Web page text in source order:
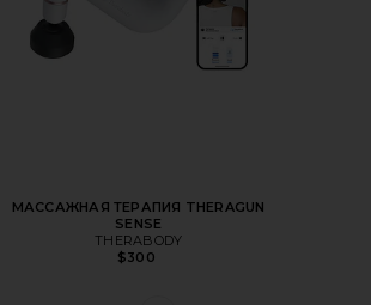
МАССАЖНАЯ ТЕРАПИЯ THERAGUN
SENSE
THERABODY
$300